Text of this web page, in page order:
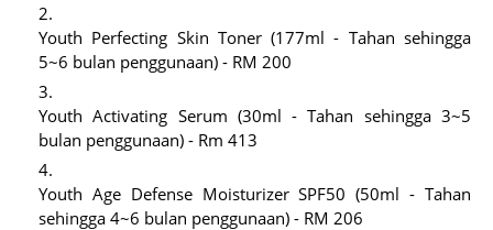
Youth Perfecting Skin Toner (177ml - Tahan sehingga
5~6 bulan penggunaan) - RM 200
Youth Activating Serum (30ml - Tahan sehingga 3~5
bulan penggunaan) - Rm 413
Youth Age Defense Moisturizer SPF50 (50ml - Tahan
sehingga 4~6 bulan penggunaan) - RM 206